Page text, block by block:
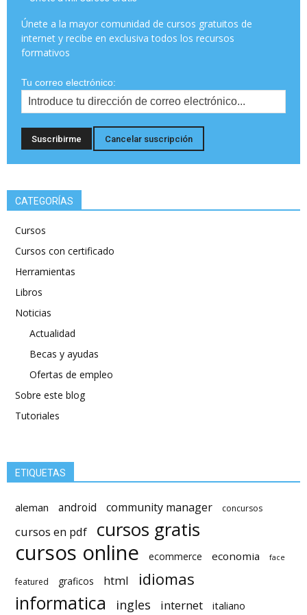
Únete a la mayor comunidad de cursos gratuitos de
internet y recibe en exclusiva todos los recursos
formativos
Tu correo electrónico:
CATEGORÍAS
Cursos
Cursos con certificado
Herramientas
Libros
Noticias
Actualidad
Becas y ayudas
Ofertas de empleo
Sobre este blog
Tutoriales
ETIQUETAS
aleman android community manager concursos
cursos en pdf cursos gratis
cursos online ecommerce economia face
featured graficos html idiomas
informatica ingles internet italiano